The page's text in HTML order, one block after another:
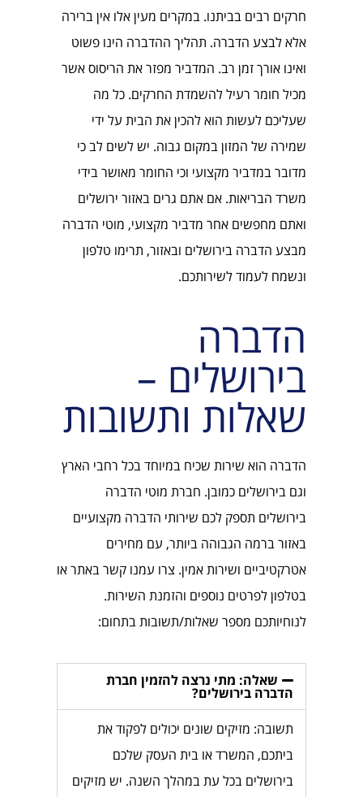
חרקים רבים בביתנו. במקרים מעין אלו אין ברירה
אלא לבצע הדברה. תהליך ההדברה הינו פשוט
ואינו אורך זמן רב. המדביר מפזר את הריסוס אשר
מכיל חומר רעיל להשמדת החרקים. כל מה
שעליכם לעשות הוא להכין את הבית על ידי
שמירה של המזון במקום גבוה. יש לשים לב כי
מדובר במדביר מקצועי וכי החומר מאושר בידי
משרד הבריאות. אם אתם גרים באזור ירושלים
ואתם מחפשים אחר מדביר מקצועי, מוטי הדברה
מבצע הדברה בירושלים ובאזור, תרימו טלפון
ונשמח לעמוד לשירותכם.
הדברה
בירושלים –
שאלות ותשובות
הדברה הוא שירות שכיח במיוחד בכל רחבי הארץ
וגם בירושלים כמובן. חברת מוטי הדברה
בירושלים תספק לכם שירותי הדברה מקצועיים
באזור ברמה הגבוהה ביותר, עם מחירים
אטרקטיביים ושירות אמין. צרו עמנו קשר באתר או
בטלפון לפרטים נוספים והזמנת השירות.
לנוחיותכם מספר שאלות/תשובות בתחום:
שאלה: מתי נרצה להזמין חברת
הדברה בירושלים?
תשובה: מזיקים שונים יכולים לפקוד את
ביתכם, המשרד או בית העסק שלכם
בירושלים בכל עת במהלך השנה. יש מזיקים